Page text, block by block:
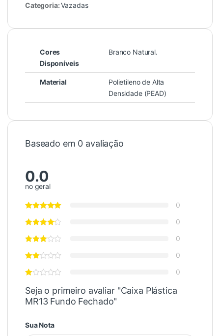
Categoria:Vazadas
Cores
Disponíveis
Branco Natural.
Material
Polietileno de Alta
Densidade (PEAD)
Baseado em 0 avaliação
0.0
no geral
0
0
0
0
0
Seja o primeiro avaliar "Caixa Plástica
MR13 Fundo Fechado"
Sua Nota